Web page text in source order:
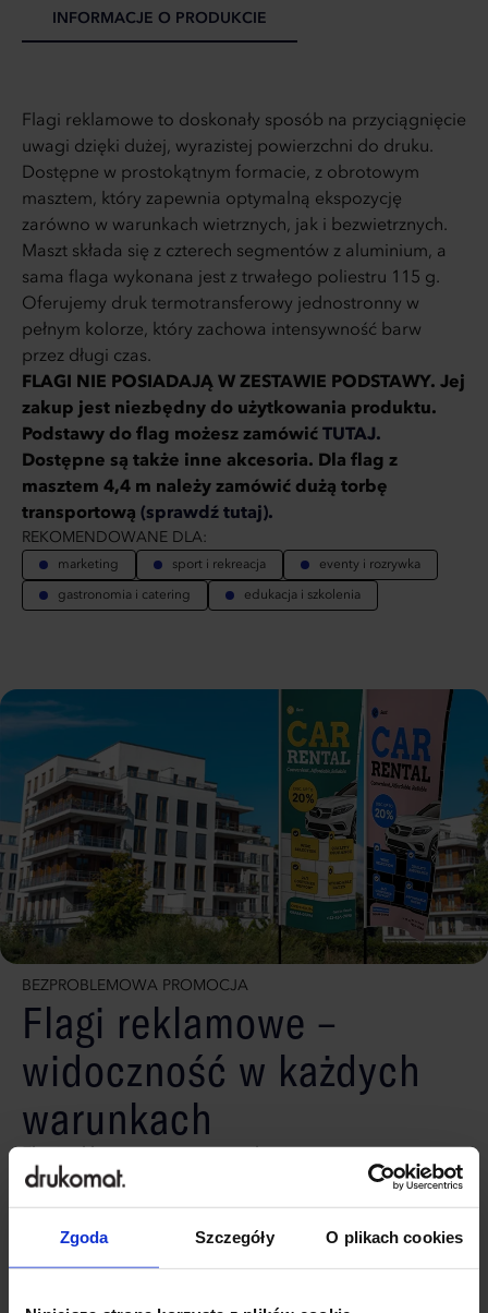
Zgoda Szczegóły O plikach cookies
INFORMACJE O PRODUKCIE
Flagi reklamowe to doskonały sposób na przyciągnięcie
uwagi dzięki dużej, wyrazistej powierzchni do druku.
Dostępne w prostokątnym formacie, z obrotowym
masztem, który zapewnia optymalną ekspozycję
zarówno w warunkach wietrznych, jak i bezwietrznych.
Maszt składa się z czterech segmentów z aluminium, a
sama flaga wykonana jest z trwałego poliestru 115 g.
Oferujemy druk termotransferowy jednostronny w
pełnym kolorze, który zachowa intensywność barw
przez długi czas.
FLAGI NIE POSIADAJĄ W ZESTAWIE PODSTAWY. Jej
zakup jest niezbędny do użytkowania produktu.
Podstawy do flag możesz zamówić TUTAJ.
Dostępne są także inne akcesoria. Dla flag z
masztem 4,4 m należy zamówić dużą torbę
transportową (sprawdź tutaj).
REKOMENDOWANE DLA:
marketing sport i rekreacja eventy i rozrywka
gastronomia i catering edukacja i szkolenia
BEZPROBLEMOWA PROMOCJA
Flagi reklamowe –
widoczność w każdych
warunkach
niezawodna reklama w każdych warunkach
atmosferycznych. Ich konstrukcja zapewnia napięcie
tkaniny, co sprawia, że grafika pozostaje wyraźna nawet